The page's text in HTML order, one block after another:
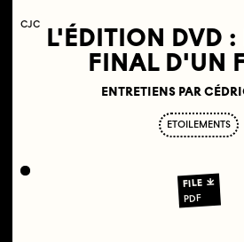
COLLECTIF
JEUNE
C INÉMA
L'ÉDITION DVD :
FINAL D'UN
ENTRETIENS PAR
ETOILEMENTS
FILE
PDF